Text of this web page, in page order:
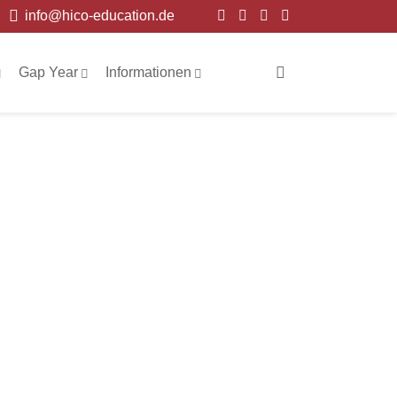
info@hico-education.de
Gap Year Informationen